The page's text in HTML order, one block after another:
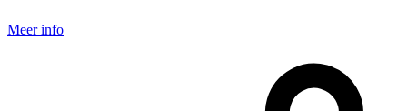
Meer info